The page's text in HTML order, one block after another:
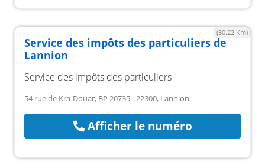
(30.22 Km)
Service des impôts des particuliers de
Lannion
Service des impôts des particuliers
54 rue de Kra-Douar, BP 20735 - 22300, Lannion
Afficher le numéro